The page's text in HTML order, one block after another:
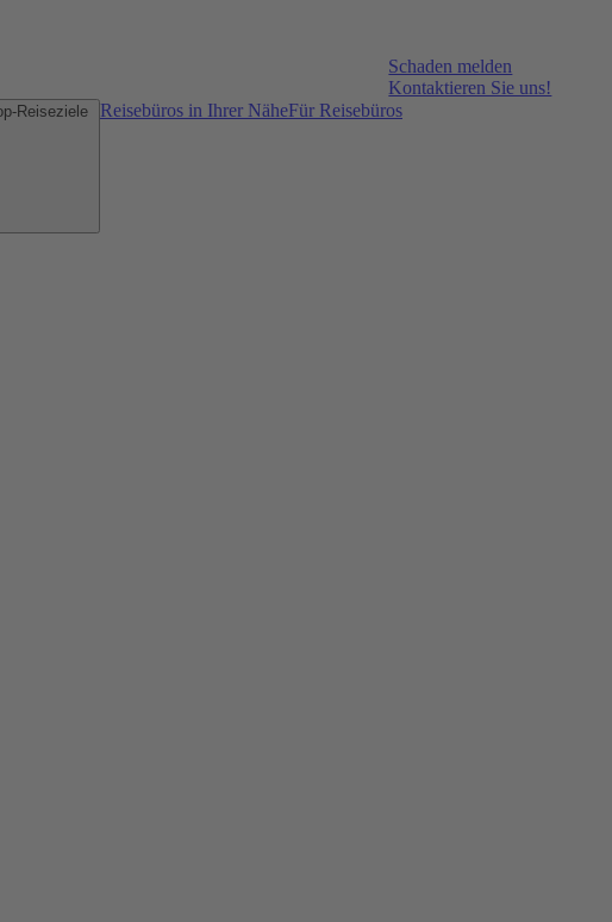
Schaden melden
Kontaktieren Sie uns!
Reisebüros in Ihrer NäheFür Reisebüros